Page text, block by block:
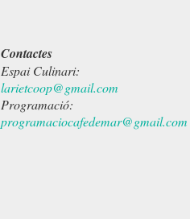
Contactes
Espai Culinari:
larietcoop@gmail.com
Programació:
programaciocafedemar@gmail.com